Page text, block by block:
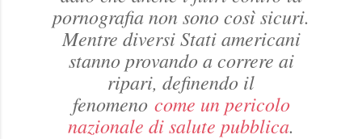
pornografia non sono così sicuri.
Mentre diversi Stati americani
stanno provando a correre ai
ripari, definendo il
fenomeno come un pericolo
nazionale di salute pubblica.